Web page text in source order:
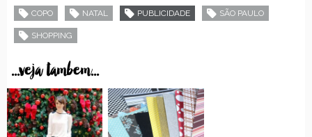
COPO NATAL PUBLICIDADE SÃO PAULO
SHOPPING
...veja tambem...